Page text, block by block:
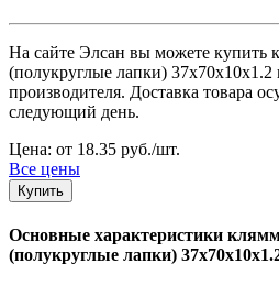
На сайте Элсан вы можете купить
(полукруглые лапки) 37х70х10х1.2
производителя. Доставка товара
следующий день.
Цена: от 18.35 руб./шт.
Все цены
Купить
Основные характеристики
(полукруглые лапки)